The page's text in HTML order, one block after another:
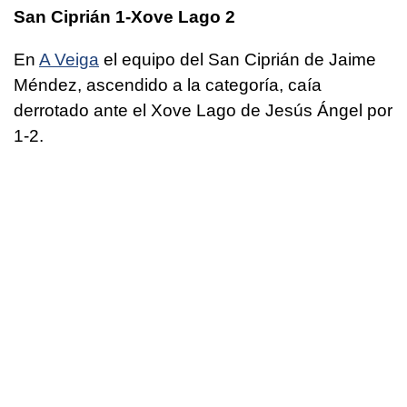
San Ciprián 1-Xove Lago 2
En A Veiga el equipo del San Ciprián de Jaime
Méndez, ascendido a la categoría, caía
derrotado ante el Xove Lago de Jesús Ángel por
1-2.